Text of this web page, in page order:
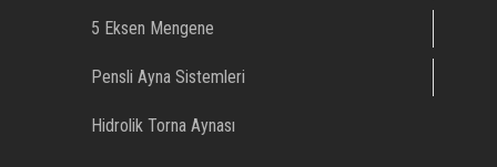
5 Eksen Mengene
Pensli Ayna Sistemleri
Hidrolik Torna Aynası